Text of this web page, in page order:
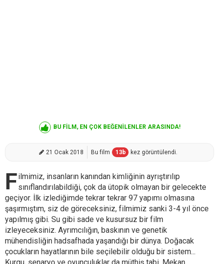
BU FİLM, EN ÇOK BEĞENİLENLER ARASINDA!
21 Ocak 2018 Bu film 13b kez görüntülendi.
Filmimiz, insanların kanından kimliğinin ayrıştırılıp
sınıflandırılabildiği, çok da ütopik olmayan bir gelecekte
geçiyor. İlk izlediğimde tekrar tekrar 97 yapımı olmasına
şaşırmıştım, siz de göreceksiniz, filmimiz sanki 3-4 yıl önce
yapılmış gibi. Su gibi sade ve kusursuz bir film
izleyeceksiniz. Ayrımcılığın, baskının ve genetik
mühendisliğin hadsafhada yaşandığı bir dünya. Doğacak
çocukların hayatlarının bile seçilebilir olduğu bir sistem...